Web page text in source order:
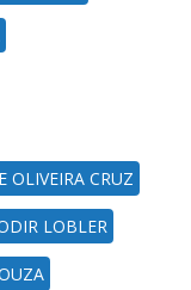
OLIVEIRA CRUZ
LOBLER